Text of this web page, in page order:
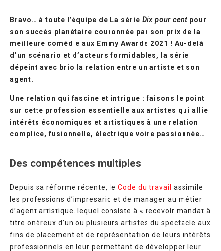
Bravo… à toute l’équipe de La série Dix pour cent pour
son succès planétaire couronnée par son prix de la
meilleure comédie aux Emmy Awards 2021 ! Au-delà
d’un scénario et d’acteurs formidables, la série
dépeint avec brio la relation entre un artiste et son
agent.
Une relation qui fascine et intrigue : faisons le point
sur cette profession essentielle aux artistes qui allie
intérêts économiques et artistiques à une relation
complice, fusionnelle, électrique voire passionnée…
Des compétences multiples
Depuis sa réforme récente, le Code du travail
assimile
les professions d’impresario et de manager au métier
d’agent artistique, lequel consiste à « recevoir mandat à
titre onéreux d’un ou plusieurs artistes du spectacle aux
fins de placement et de représentation de leurs intérêts
professionnels en leur permettant de développer leur